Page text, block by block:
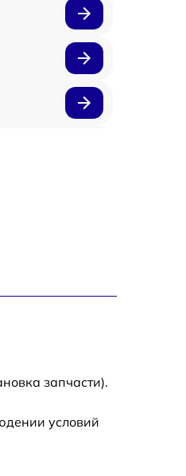
запчасти).
условий